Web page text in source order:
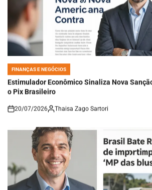
POSTED
IN
FINANÇAS E NEGÓCIOS
Estimulador Econômico Sinaliza Nova
o Pix Brasileiro
on